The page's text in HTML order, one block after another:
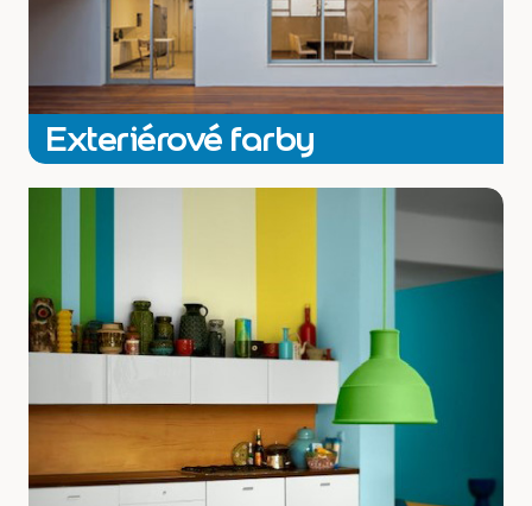
Exteriérové farby
Každá stena potrebuje kvalitný penetračný nater, Dulux penetračný